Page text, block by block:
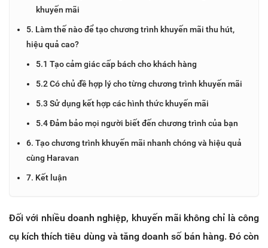
khuyến mãi
5. Làm thế nào để tạo chương trình khuyến mãi thu hút,
hiệu quả cao?
5.1 Tạo cảm giác cấp bách cho khách hàng
5.2 Có chủ đề hợp lý cho từng chương trình khuyến mãi
5.3 Sử dụng kết hợp các hình thức khuyến mãi
5.4 Đảm bảo mọi người biết đến chương trình của bạn
6. Tạo chương trình khuyến mãi nhanh chóng và hiệu quả
cùng Haravan
7. Kết luận
Đối với nhiều doanh nghiệp, khuyến mãi không chỉ là công
cụ kích thích tiêu dùng và tăng doanh số bán hàng. Đó còn